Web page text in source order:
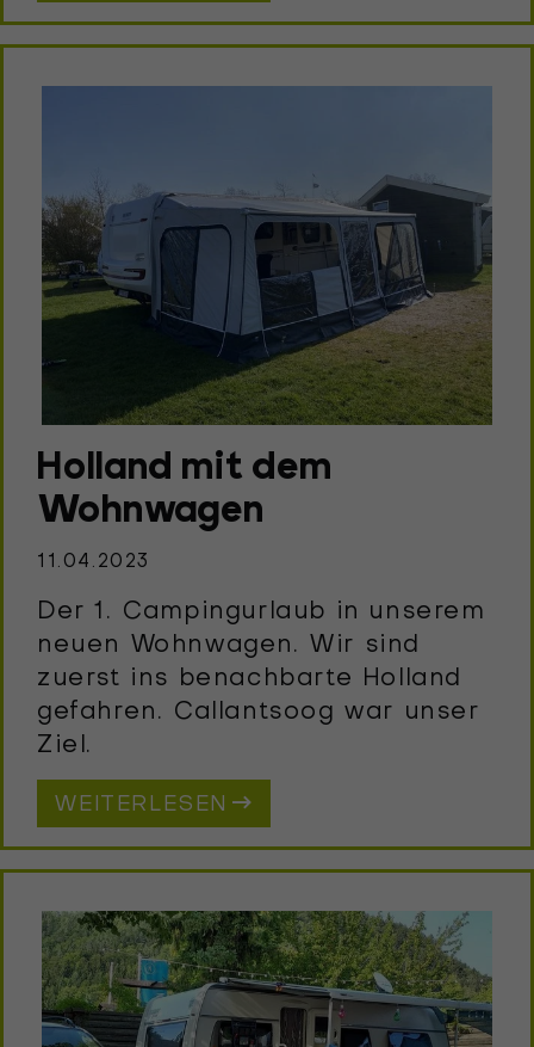
Holland mit dem
Wohnwagen
11.04.2023
Der 1. Campingurlaub in unserem
neuen Wohnwagen. Wir sind
zuerst ins benachbarte Holland
gefahren. Callantsoog war unser
Ziel.
WEITERLESEN